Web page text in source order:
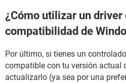
¿Cómo utilizar un driver
compatibilidad de
Por último, si tienes un
compatible con tu versión actual
actualizarlo (ya sea por una